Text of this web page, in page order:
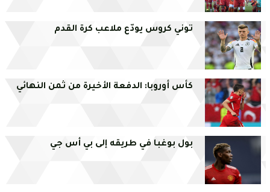
توني كروس يودّع ملاعب كرة القدم
كأس أوروبا: الدفعة الأخيرة من ثمن النهائي
بول بوغبا في طريقه إلى بي أس جي